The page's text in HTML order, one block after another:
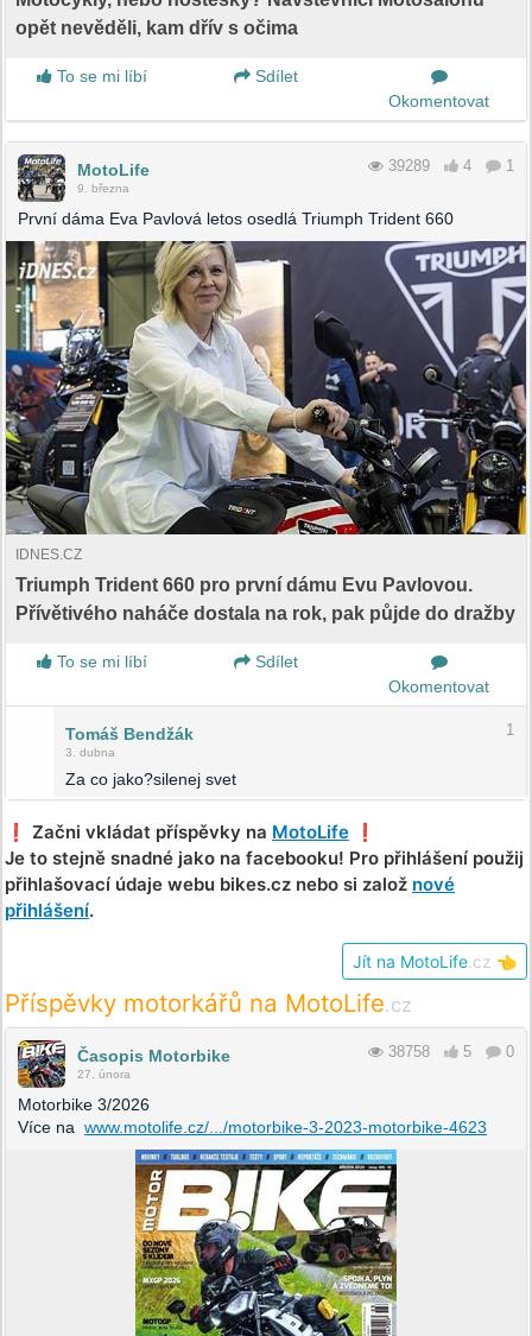
opět nevěděli, kam dřív s očima
To se mi líbí
Sdílet
Okomentovat
MotoLife
9. března
39289 4 1
První dáma Eva Pavlová letos osedlá Triumph Trident 660
IDNES.CZ
Triumph Trident 660 pro první dámu Evu Pavlovou.
Přívětivého naháče dostala na rok, pak půjde do dražby
To se mi líbí
Sdílet
Okomentovat
Tomáš Bendžák
3. dubna
1
Za co jako?silenej svet
❗️ Začni vkládat příspěvky na MotoLife ❗️
Je to stejně snadné jako na facebooku! Pro přihlášení použij
přihlašovací údaje webu bikes.cz nebo si založ nové
přihlášení.
Jít na MotoLife .cz 👈
Příspěvky motorkářů na MotoLife.cz
Časopis Motorbike
27. února
38758 5 0
Motorbike 3/2026
Více na www.motolife.cz/.../motorbike-3-2023-motorbike-4623